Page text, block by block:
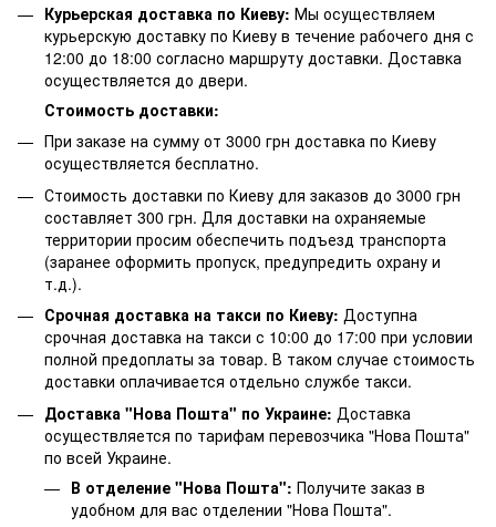
Курьерская доставка по Киеву: Мы осуществляем
курьерскую доставку по Киеву в течение рабочего дня с
12:00 до 18:00 согласно маршруту доставки. Доставка
осуществляется до двери.
Стоимость доставки:
При заказе на сумму от 3000 грн доставка по Киеву
осуществляется бесплатно.
Стоимость доставки по Киеву для заказов до 3000 грн
составляет 300 грн. Для доставки на охраняемые
территории просим обеспечить подъезд транспорта
(заранее оформить пропуск, предупредить охрану и
т.д.).
Срочная доставка на такси по Киеву: Доступна
срочная доставка на такси с 10:00 до 17:00 при условии
полной предоплаты за товар. В таком случае стоимость
доставки оплачивается отдельно службе такси.
Доставка "Нова Пошта" по Украине: Доставка
осуществляется по тарифам перевозчика "Нова Пошта"
по всей Украине.
В отделение "Нова Пошта": Получите заказ в
удобном для вас отделении "Нова Пошта".